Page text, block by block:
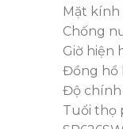
Mặt kính
Chống
Giờ hiện
Đồng hồ
Độ chính
Tuổi thọ